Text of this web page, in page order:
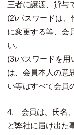
三者に譲渡、貸与
(2)パスワードは、
に変更する等、会
い。
(3)パスワードを用
は、会員本人の意
い等はすべて会員
4. 会員は、氏名
ど弊社に届け出た